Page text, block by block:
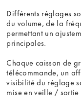
Différents réglages
du volume, de la
permettant un
principales.
Chaque caisson de
télécommande, un
visibilité du réglage
mise en veille /